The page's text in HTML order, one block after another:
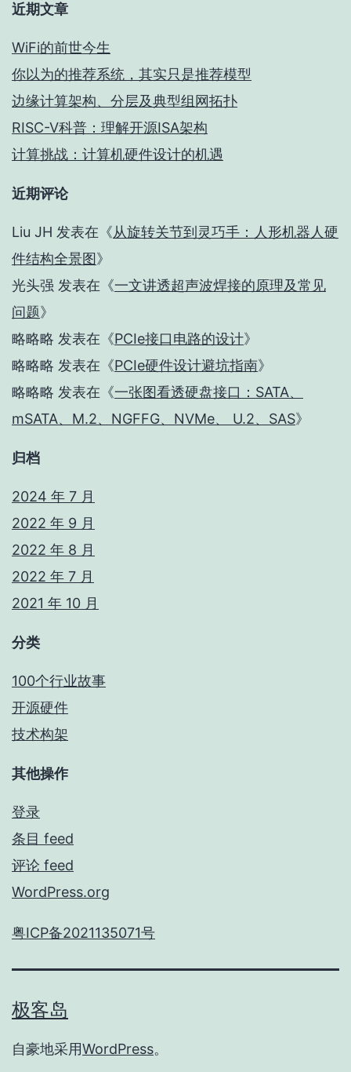
近期文章
WiFi的前世今生
你以为的推荐系统，其实只是推荐模型
边缘计算架构、分层及典型组网拓扑
RISC-V科普：理解开源ISA架构
计算挑战：计算机硬件设计的机遇
近期评论
Liu JH 发表在《从旋转关节到灵巧手：人形机器人硬
件结构全景图》
光头强 发表在《一文讲透超声波焊接的原理及常见
问题》
略略略 发表在《PCIe接口电路的设计》
略略略 发表在《PCIe硬件设计避坑指南》
略略略 发表在《一张图看透硬盘接口：SATA、
mSATA、M.2、NGFFG、NVMe、 U.2、SAS》
归档
2024 年 7 月
2022 年 9 月
2022 年 8 月
2022 年 7 月
2021 年 10 月
分类
100个行业故事
开源硬件
技术构架
其他操作
登录
条目 feed
评论 feed
WordPress.org
粤ICP备2021135071号
极客岛
自豪地采用WordPress。